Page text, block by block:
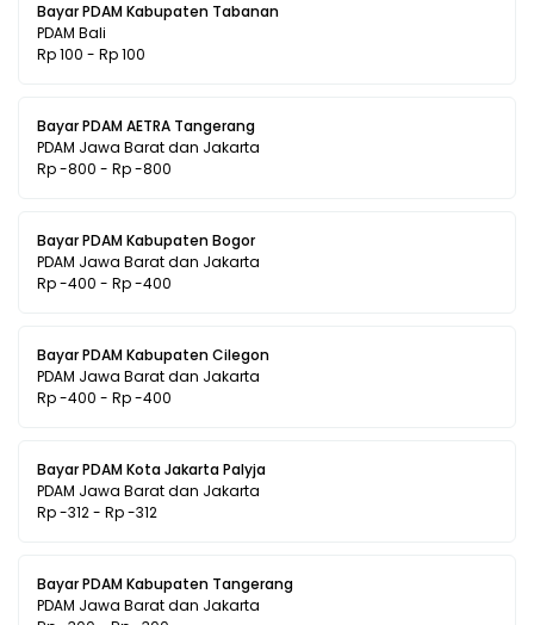
Bayar PDAM Kabupaten Tabanan
PDAM Bali
Rp 100 - Rp 100
Bayar PDAM AETRA Tangerang
PDAM Jawa Barat dan Jakarta
Rp -800 - Rp -800
Bayar PDAM Kabupaten Bogor
PDAM Jawa Barat dan Jakarta
Rp -400 - Rp -400
Bayar PDAM Kabupaten Cilegon
PDAM Jawa Barat dan Jakarta
Rp -400 - Rp -400
Bayar PDAM Kota Jakarta Palyja
PDAM Jawa Barat dan Jakarta
Rp -312 - Rp -312
Bayar PDAM Kabupaten Tangerang
PDAM Jawa Barat dan Jakarta